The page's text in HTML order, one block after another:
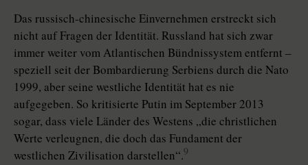
Das russisch-chinesische Einvernehmen erstreckt sich
nicht auf Fragen der Identität. Russland hat sich zwar
immer weiter vom Atlantischen Bündnissystem entfernt –
speziell seit der Bombardierung Serbiens durch die Nato
1999, aber seine westliche Identität hat es nie
aufgegeben. So kritisierte Putin im September 2013
sogar, dass viele Länder des Westens „die christlichen
Werte verleugnen, die doch das Fundament der
westlichen Zivilisation darstellen“.9